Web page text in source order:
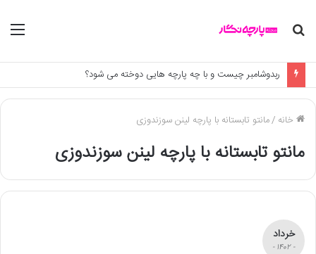
جستجو
ربدوشامبر چیست و با چه پارچه هایی دوخته می شود؟
خانه /مانتو تابستانه با پارچه لینن سوزندوزی
مانتو تابستانه با پارچه لینن سوزندوزی
خرداد
- 1402 -